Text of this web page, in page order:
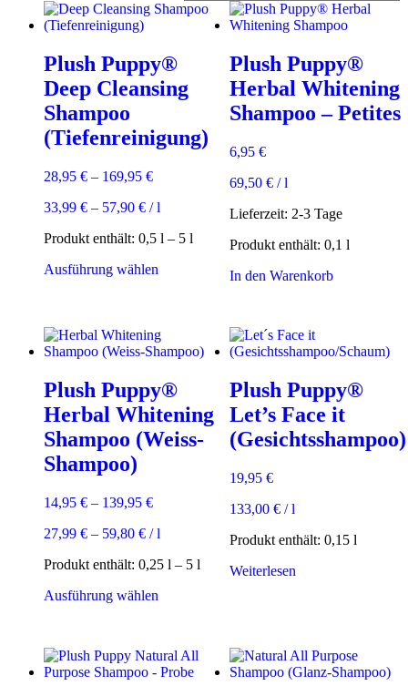
Plush Puppy®
Deep Cleansing
Shampoo
(Tiefenreinigung)
28,95 € – 169,95 €
33,99 € – 57,90 € /l
Produkt enthält: 0,5 l – 5 l
Ausführung wählen
Varianten
auf.
Optionen
können
auf
der
Produktseite
Plush Puppy®
Herbal Whitening
Shampoo – Petites
6,95 €
69,50 €/l
Lieferzeit: 2-3 Tage
Produkt enthält: 0,1 l
In den Warenkorb
Plush Puppy®
Herbal Whitening
Shampoo (Weiss-
Shampoo)
14,95 € – 139,95 €
27,99 € – 59,80 € /l
Produkt enthält: 0,25 l – 5 l
Ausführung wählen
Varianten
auf.
Plush Puppy®
Let’s Face it
(Gesichtsshampoo)
19,95 €
133,00 €/l
Produkt enthält: 0,15 l
Weiterlesen